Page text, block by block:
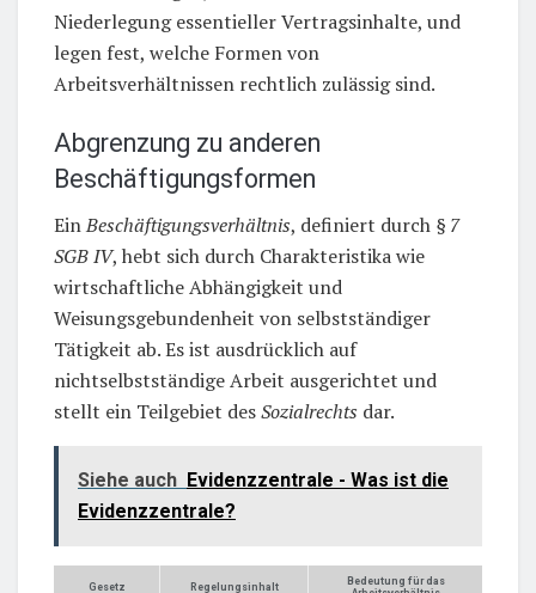
Niederlegung essentieller Vertragsinhalte, und
legen fest, welche Formen von
Arbeitsverhältnissen rechtlich zulässig sind.
Abgrenzung zu anderen
Beschäftigungsformen
EinBeschäftigungsverhältnis, definiert durch § 7
SGB IV, hebt sich durch Charakteristika wie
wirtschaftliche Abhängigkeit und
Weisungsgebundenheit von selbstständiger
Tätigkeit ab. Es ist ausdrücklich auf
nichtselbstständige Arbeit ausgerichtet und
stellt ein Teilgebiet desSozialrechts dar.
Siehe auch Evidenzzentrale - Was ist die
Evidenzzentrale?
Gesetz Regelungsinhalt
Bedeutung für das